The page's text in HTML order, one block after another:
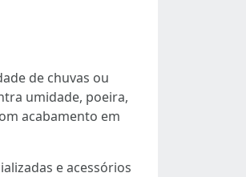
de chuvas ou
umidade, poeira,
acabamento em
e acessórios